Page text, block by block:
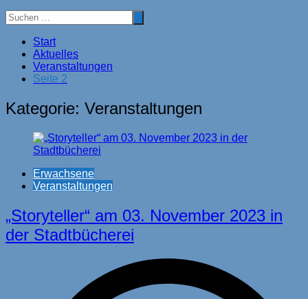
Start
Aktuelles
Veranstaltungen
Seite 2
Kategorie: Veranstaltungen
Erwachsene
Veranstaltungen
„Storyteller“ am 03. November 2023 in
der Stadtbücherei